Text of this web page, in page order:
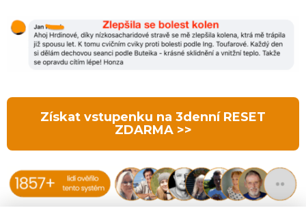
Získat vstupenku na 3denní RESET
ZDARMA >>